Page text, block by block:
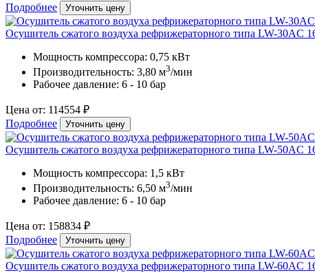
Подробнее
Уточнить цену
Осушитель сжатого воздуха рефрижераторного типа LW-30AC
Мощность компрессора: 0,75 кВт
Производительность: 3,80 м3/мин
Рабочее давление: 6 - 10 бар
Цена от: 114554 ₽
Подробнее
Уточнить цену
Осушитель сжатого воздуха рефрижераторного типа LW-50AC
Мощность компрессора: 1,5 кВт
Производительность: 6,50 м3/мин
Рабочее давление: 6 - 10 бар
Цена от: 158834 ₽
Подробнее
Уточнить цену
Осушитель сжатого воздуха рефрижераторного типа LW-60AC